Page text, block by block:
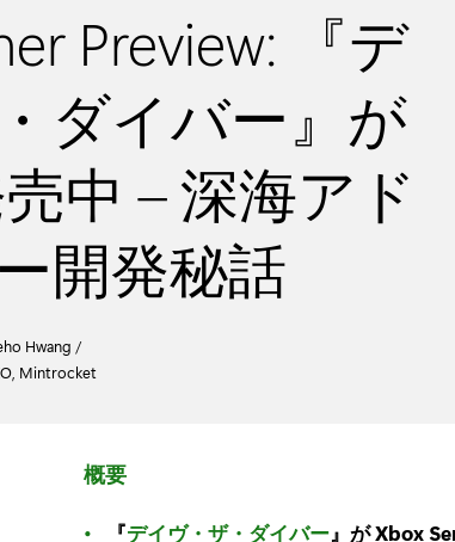
Preview: 『デ
ダイバー』が
中 – 深海アド
開発秘話
Hwang /
Mintrocket
概要
『デイヴ・ザ・ダイバー』が Xbox